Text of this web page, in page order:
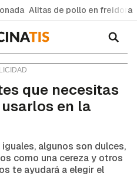
Alitas de pollo en freidora
que necesitas
en la
algunos son dulces,
como una cereza y otros
te ayudará a elegir el